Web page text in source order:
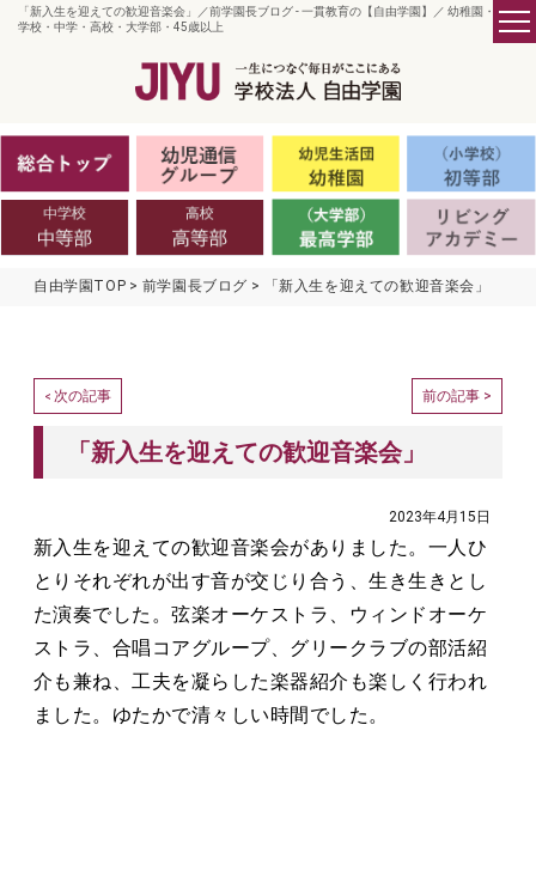
「新入生を迎えての歓迎音楽会」／前学園長ブログ - 一貫教育の【自由学園】／ 幼稚園・小
学校・中学・高校・大学部・45歳以上
自由学園TOP 前学園長ブログ 「新入生を迎えての歓迎音楽会」
< 次の記事 前の記事 >
「新入生を迎えての歓迎音楽会」
2023年4月15日
新入生を迎えての歓迎音楽会がありました。一人ひ
とりそれぞれが出す音が交じり合う、生き生きとし
た演奏でした。弦楽オーケストラ、ウィンドオーケ
ストラ、合唱コアグループ、グリークラブの部活紹
介も兼ね、工夫を凝らした楽器紹介も楽しく行われ
ました。ゆたかで清々しい時間でした。